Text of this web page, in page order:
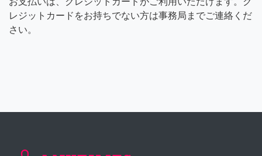
レジットカードをお持ちでない方は事務局までご連絡くだ
さい。